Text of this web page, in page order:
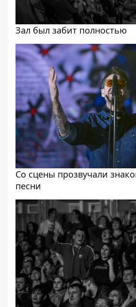
Зал был забит полностью
Со сцены прозвучали
песни